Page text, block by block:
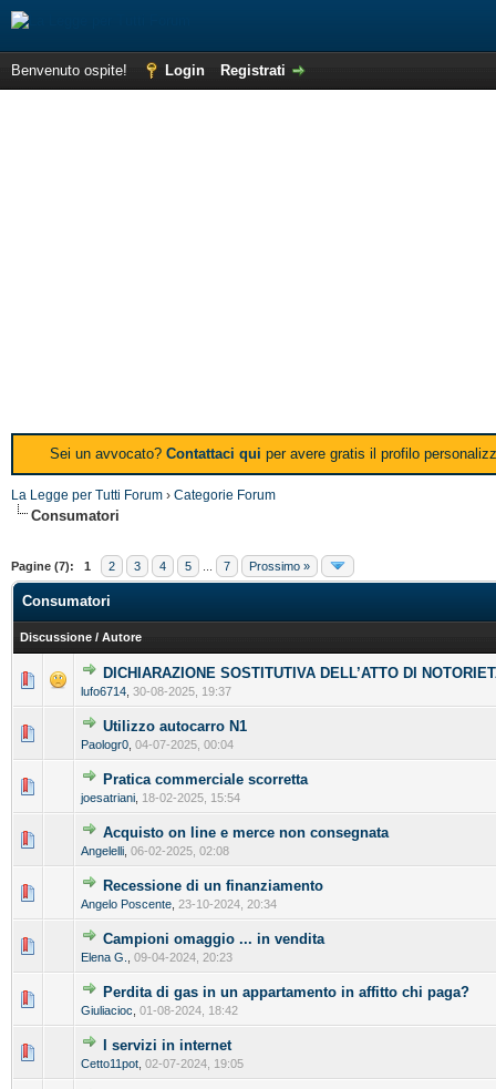
Benvenuto ospite! Login Registrati
Sei un avvocato? Contattaci qui per avere gratis il profilo
La Legge per Tutti Forum › Categorie Forum
Consumatori
Pagine (7): 1 2 3 4 5 7 Prossimo »
Consumatori
Discussione / Autore
DICHIARAZIONE SOSTITUTIVA DELL’ATTO DI
lufo6714 30-08-2025, 19:37
Utilizzo autocarro N1
Paologr0 04-07-2025, 00:04
Pratica commerciale scorretta
joesatriani 18-02-2025, 15:54
Acquisto on line e merce non consegnata
Angelelli 06-02-2025, 02:08
Recessione di un finanziamento
Angelo Poscente 23-10-2024, 20:34
Campioni omaggio ... in vendita
Elena G. 09-04-2024, 20:23
Perdita di gas in un appartamento in affitto chi paga?
Giuliacioc 01-08-2024, 18:42
I servizi in internet
Cetto11pot 02-07-2024, 19:05